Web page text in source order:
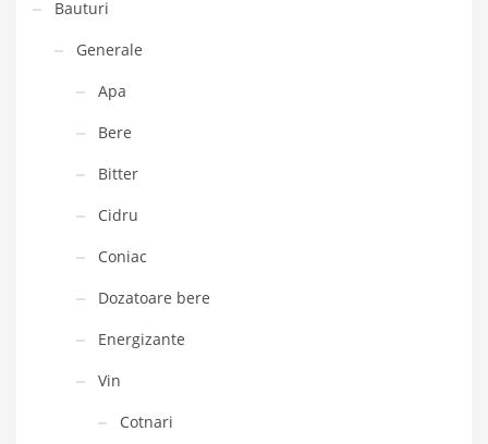
Bauturi
Generale
Apa
Bere
Bitter
Cidru
Coniac
Dozatoare bere
Energizante
Vin
Cotnari